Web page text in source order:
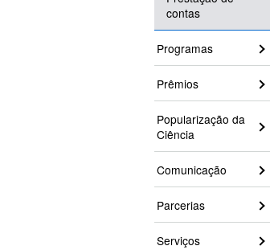
contas
Programas
Prêmios
Popularização da
Ciência
Comunicação
Parcerias
Serviços